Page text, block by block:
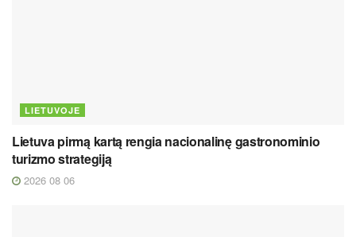
LIETUVOJE
Lietuva pirmą kartą rengia nacionalinę gastronominio
turizmo strategiją
2026 08 06